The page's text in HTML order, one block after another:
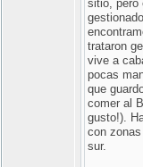
sitio, pero
trataron
vive a
pocas
que
comer al
gusto!).
con
sur.